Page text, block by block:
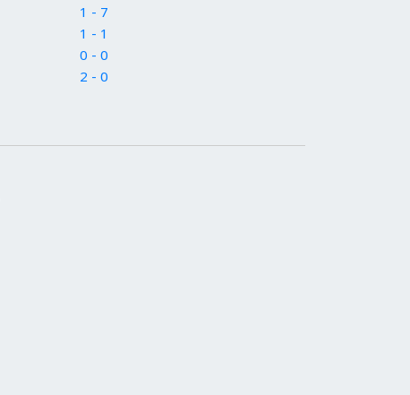
1 - 7
1 - 1
0 - 0
2 - 0